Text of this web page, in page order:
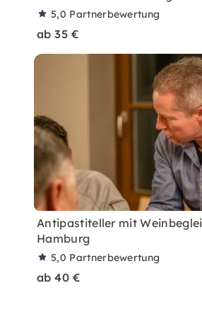
5,0 Partnerbewertung
ab 35 €
Antipastiteller mit
Hamburg
5,0 Partnerbewertung
ab 40 €